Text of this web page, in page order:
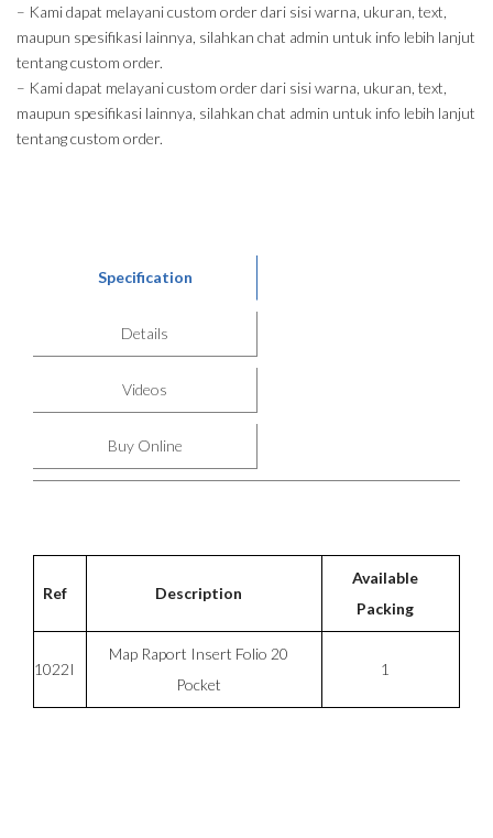
– Kami dapat melayani custom order dari sisi warna, ukuran, text,
maupun spesifikasi lainnya, silahkan chat admin untuk info lebih lanjut
tentang custom order.
– Kami dapat melayani custom order dari sisi warna, ukuran, text,
maupun spesifikasi lainnya, silahkan chat admin untuk info lebih lanjut
tentang custom order.
Specification
Details
Videos
Buy Online
Ref Description
Available
Packing
1022I
Map Raport Insert Folio 20
Pocket
1